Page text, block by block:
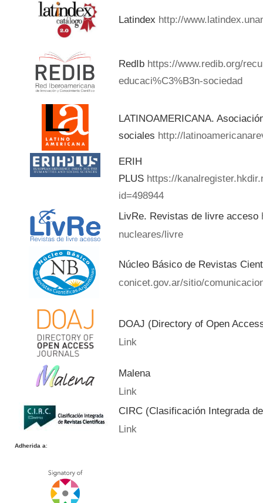
Latindex http://
RedIb https://www.redib.org/
educaci%C3%B3n-sociedad
LATINOAMERICANA.
sociales http://
ERIH
PLUS https://
id=498944
LivRe. Revistas de livre acceso
nucleares/livre
Núcleo Básico de Revistas
conicet.gov.ar/sitio/
DOAJ (Directory of Open
Link
Malena
Link
CIRC (Clasificación Integrada
Link
Adherida a: